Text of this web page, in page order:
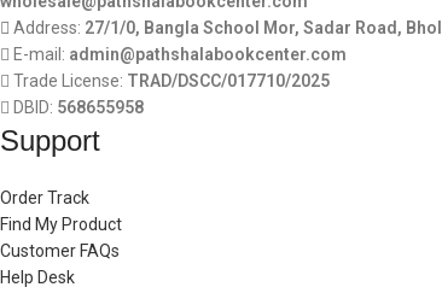
Address: 27/1/0, Bangla School Mor, Sadar Road,
E-mail: admin@pathshalabookcenter.com
Trade License: TRAD/DSCC/017710/2025
DBID: 568655958
Support
Order Track
Find My Product
Customer FAQs
Help Desk